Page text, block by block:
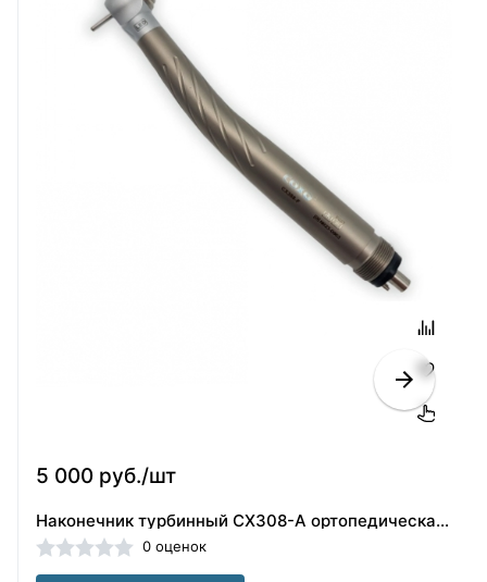
5 000 руб./шт
Наконечник турбинный CX308-A ортопедическая головка(40101854)
0 оценок